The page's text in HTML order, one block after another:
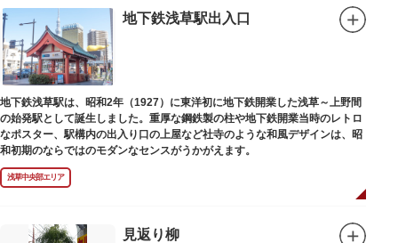
なので、お土産購入にも便利です。地下鉄浅草駅出入口
地下鉄浅草駅は、昭和2年（1927）に東洋初に地下鉄開業した浅草～上野間
の始発駅として誕生しました。重厚な鋼鉄製の柱や地下鉄開業当時のレトロ
なポスター、駅構内の出入り口の上屋など社寺のような和風デザインは、昭
和初期のならではのモダンなセンスがうかがえます。
浅草中央部エリア
見返り柳